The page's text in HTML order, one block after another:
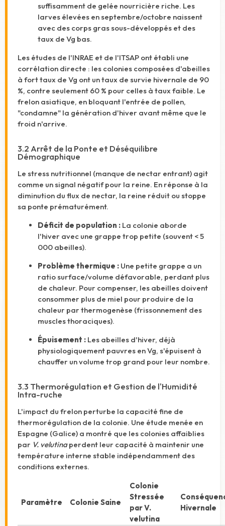
suffisamment de gelée nourricière riche. Les
larves élevées en septembre/octobre naissent
avec des corps gras sous-développés et des
taux de Vg bas.
Les études de l'INRAE et de l'ITSAP ont établi une
corrélation directe : les colonies composées d'abeilles
à fort taux de Vg ont un taux de survie hivernale de 90
%, contre seulement 60 % pour celles à taux faible. Le
frelon asiatique, en bloquant l'entrée de pollen,
"condamne" la génération d'hiver avant même que le
froid n'arrive.
3.2 Arrêt de la Ponte et Déséquilibre
Démographique
Le stress nutritionnel (manque de nectar entrant) agit
comme un signal négatif pour la reine. En réponse à la
diminution du flux de nectar, la reine réduit ou stoppe
sa ponte prématurément.
Déficit de population : La colonie aborde
l'hiver avec une grappe trop petite (souvent < 5
000 abeilles).
Problème thermique : Une petite grappe a un
ratio surface/volume défavorable, perdant plus
de chaleur. Pour compenser, les abeilles doivent
consommer plus de miel pour produire de la
chaleur par thermogenèse (frissonnement des
muscles thoraciques).
Épuisement : Les abeilles d'hiver, déjà
physiologiquement pauvres en Vg, s'épuisent à
chauffer un volume trop grand pour leur nombre.
3.3 Thermorégulation et Gestion de l'Humidité
Intra-ruche
L'impact du frelon perturbe la capacité fine de
thermorégulation de la colonie. Une étude menée en
Espagne (Galice) a montré que les colonies affaiblies
par V. velutinaperdent leur capacité à maintenir une
température interne stable indépendamment des
conditions externes.
Paramètre Colonie Saine
Colonie
Stressée
par V.
velutina
Hivernale